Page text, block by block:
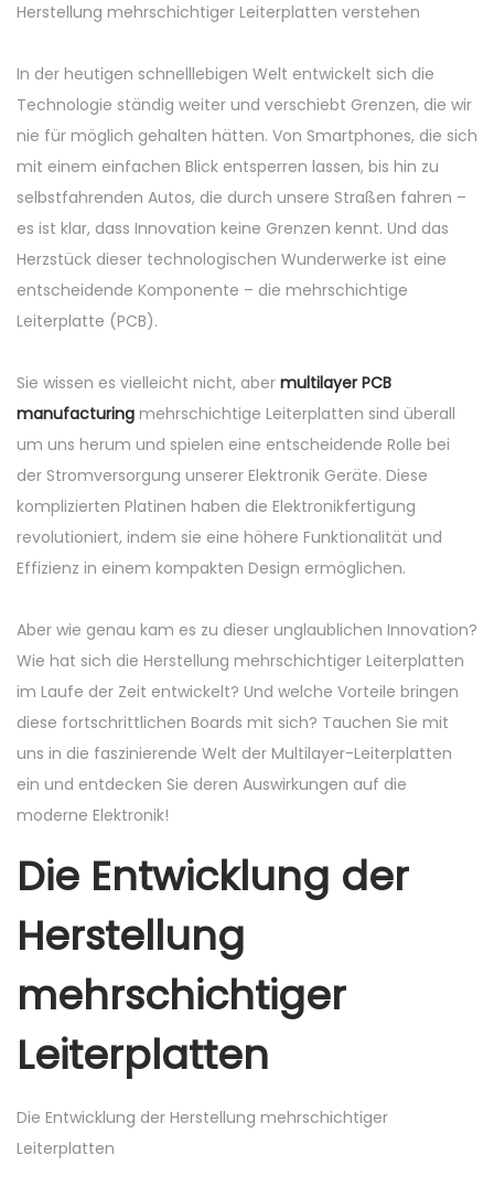
Herstellung mehrschichtiger Leiterplatten verstehen
In der heutigen schnelllebigen Welt entwickelt sich die
Technologie ständig weiter und verschiebt Grenzen, die wir
nie für möglich gehalten hätten. Von Smartphones, die sich
mit einem einfachen Blick entsperren lassen, bis hin zu
selbstfahrenden Autos, die durch unsere Straßen fahren –
es ist klar, dass Innovation keine Grenzen kennt. Und das
Herzstück dieser technologischen Wunderwerke ist eine
entscheidende Komponente – die mehrschichtige
Leiterplatte (PCB).
Sie wissen es vielleicht nicht, aber multilayer PCB
manufacturing mehrschichtige Leiterplatten sind überall
um uns herum und spielen eine entscheidende Rolle bei
der Stromversorgung unserer Elektronik Geräte. Diese
komplizierten Platinen haben die Elektronikfertigung
revolutioniert, indem sie eine höhere Funktionalität und
Effizienz in einem kompakten Design ermöglichen.
Aber wie genau kam es zu dieser unglaublichen Innovation?
Wie hat sich die Herstellung mehrschichtiger Leiterplatten
im Laufe der Zeit entwickelt? Und welche Vorteile bringen
diese fortschrittlichen Boards mit sich? Tauchen Sie mit
uns in die faszinierende Welt der Multilayer-Leiterplatten
ein und entdecken Sie deren Auswirkungen auf die
moderne Elektronik!
Die Entwicklung der
Herstellung
mehrschichtiger
Leiterplatten
Die Entwicklung der Herstellung mehrschichtiger
Leiterplatten